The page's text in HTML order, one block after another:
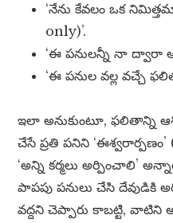
‘నేను కేవలం ఒక
only)’.
‘ఈ పనులన్నీ నా ద్వారా ఆ
‘ఈ పనుల వల్ల వచ్చే
ఇలా అనుకుంటూ, ఫలితాన్ని
చేసే ప్రతి పనిని
‘అన్ని కర్మలు అర్పించాలి’
పాపపు పనులు చేసి దేవుడికి
వద్దని చెప్పారు కాబట్టి, వాటిని